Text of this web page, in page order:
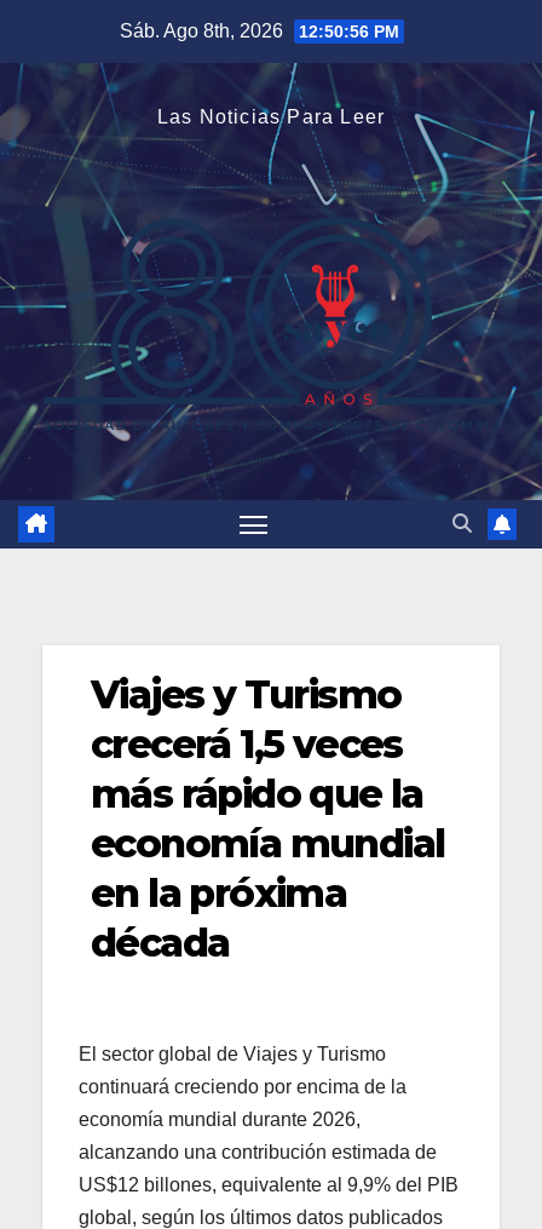
contenido
Sáb. Ago 8th, 2026 12:50:56 PM
Las Noticias Para Leer
Viajes y Turismo
crecerá 1,5 veces
más rápido que la
economía mundial
en la próxima
década
El sector global de Viajes y Turismo
continuará creciendo por encima de la
economía mundial durante 2026,
alcanzando una contribución estimada de
US$12 billones, equivalente al 9,9% del PIB
global, según los últimos datos publicados